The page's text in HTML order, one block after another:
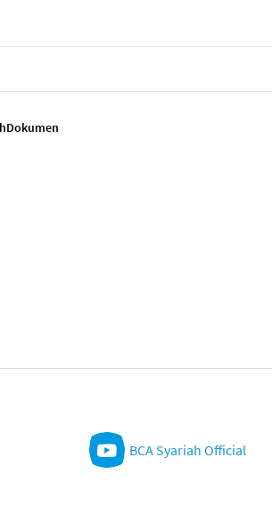
Dokumen
BCA Syariah Official